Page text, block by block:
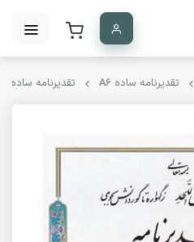
تقدیرنامه ساده A۶ تقدیرنامه ساده A6 کد 30